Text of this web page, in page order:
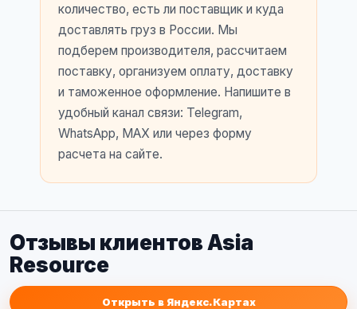
количество, есть ли поставщик и куда
доставлять груз в России. Мы
подберем производителя, рассчитаем
поставку, организуем оплату, доставку
и таможенное оформление. Напишите в
удобный канал связи: Telegram,
WhatsApp, MAX или через форму
расчета на сайте.
Отзывы клиентов Asia
Resource
Открыть в Яндекс.Картах